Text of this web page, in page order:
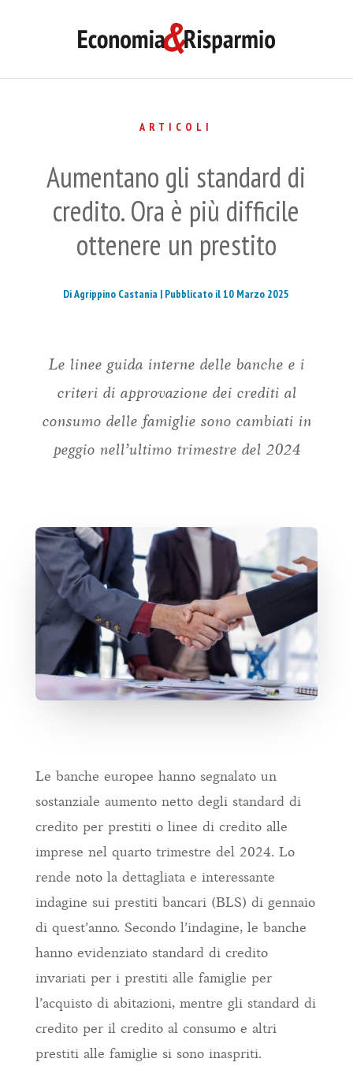
ARTICOLI
Aumentano gli standard di
credito. Ora è più difficile
ottenere un prestito
Di Agrippino Castania | Pubblicato il 10 Marzo 2025
Le linee guida interne delle banche e i
criteri di approvazione dei crediti al
consumo delle famiglie sono cambiati in
peggio nell’ultimo trimestre del 2024
Le banche europee hanno segnalato un
sostanziale aumento netto degli standard di
credito per prestiti o linee di credito alle
imprese nel quarto trimestre del 2024. Lo
rende noto la dettagliata e interessante
indagine sui prestiti bancari (BLS) di gennaio
di quest’anno. Secondo l’indagine, le banche
hanno evidenziato standard di credito
invariati per i prestiti alle famiglie per
l’acquisto di abitazioni, mentre gli standard di
credito per il credito al consumo e altri
prestiti alle famiglie si sono inaspriti.